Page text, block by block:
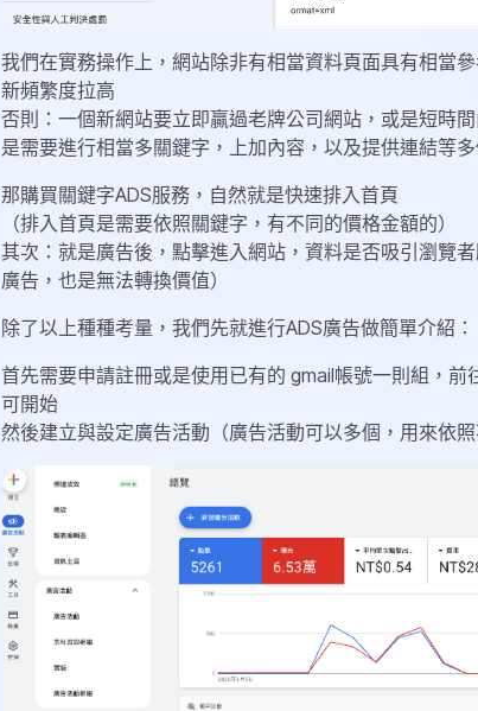
我們在實務操作上，網站除非有相當資料頁面具有相當
新頻繁度拉高
否則：一個新網站要立即贏過老牌公司網站，或是短時
是需要進行相當多關鍵字，上加內容，以及提供連結等
那購買關鍵字ADS服務，自然就是快速排入首頁
（排入首頁是需要依照關鍵字，有不同的價格金額的）
其次：就是廣告後，點擊進入網站，資料是否吸引瀏覽
廣告，也是無法轉換價值）
除了以上種種考量，我們先就進行ADS廣告做簡單介紹：
首先需要申請註冊或是使用已有的 gmail帳號一則組，
可開始
然後建立與設定廣告活動（廣告活動可以多個，用來依